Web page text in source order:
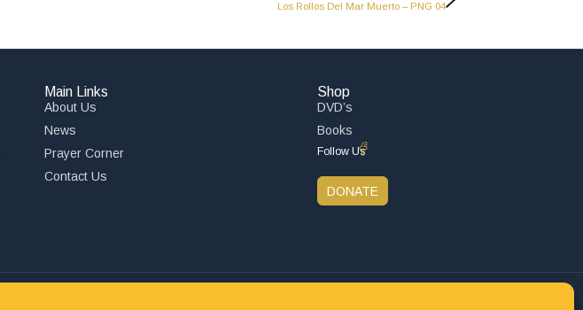
Los Rollos Del Mar Muerto – PNG 04
Main Links
About Us
News
Prayer Corner
Contact Us
Shop
DVD’s
Books
Follow Us
DONATE